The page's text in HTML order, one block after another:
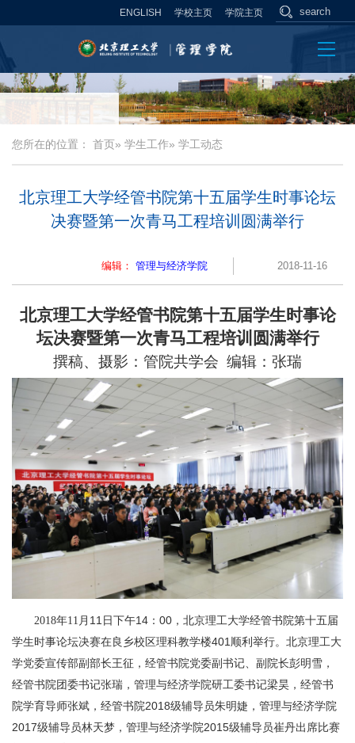
ENGLISH 学校主页 学院主页
您所在的位置： 首页» 学生工作» 学工动态
北京理工大学经管书院第十五届学生时事论坛
决赛暨第一次青马工程培训圆满举行
编辑： 管理与经济学院 2018-11-16
北京理工大学经管书院第十五届学生时事论
坛决赛暨第一次青马工程培训圆满举行
撰稿、摄影：管院共学会 编辑：张瑞
2018年11 月11日下午14：00，北京理工大学经管书院第十五届
学生时事论坛决赛在良乡校区理科教学楼401顺利举行。北京理工大
学党委宣传部副部长王征，经管书院党委副书记、副院长彭明雪，
经管书院团委书记张瑞，管理与经济学院研工委书记梁昊，经管书
院学育导师张斌，经管书院2018级辅导员朱明婕，管理与经济学院
2017级辅导员林天梦，管理与经济学院2015级辅导员崔丹出席比赛